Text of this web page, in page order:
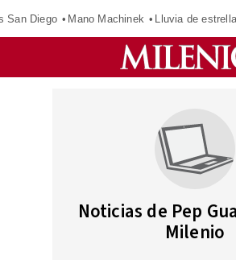
San Diego Mano Machinek Lluvia de
Noticias de Pep
Milenio